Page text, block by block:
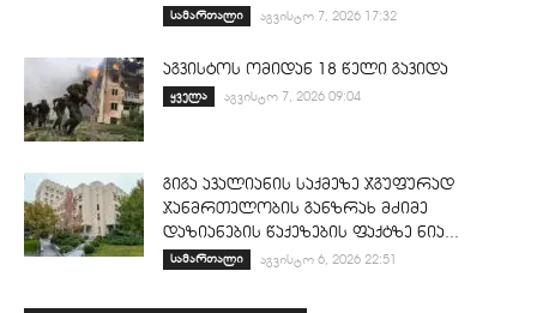
სამართალი აგვისტო 7, 2026 17:32
აგვისტოს ომიდან 18 წელი გავიდა
ყველა აგვისტო 7, 2026 09:04
გიგა ავალიანის საქმეზე ჯგუფურად
ჯანმრთელობის განზრახ მძიმე
დაზიანების წაქეზების ფაქტზე ნია...
სამართალი აგვისტო 6, 2026 22:51